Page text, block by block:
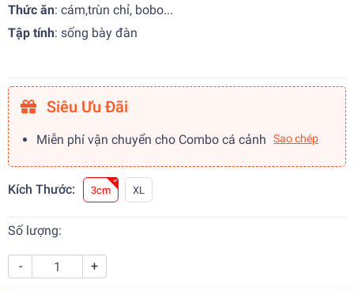
Thức ăn: cám,trùn chỉ, bobo...
Tập tính: sống bày đàn
Siêu Ưu Đãi
Miễn phí vận chuyển cho Combo cá cảnh Sao chép
Kích Thước: 3cm XL
Số lượng:
- +